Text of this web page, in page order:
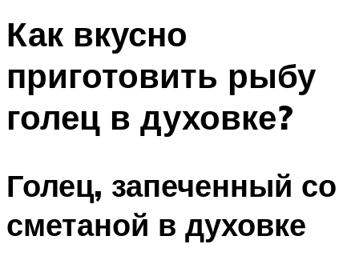
Как вкусно
приготовить рыбу
голец в духовке?
Голец, запеченный со
сметаной в духовке